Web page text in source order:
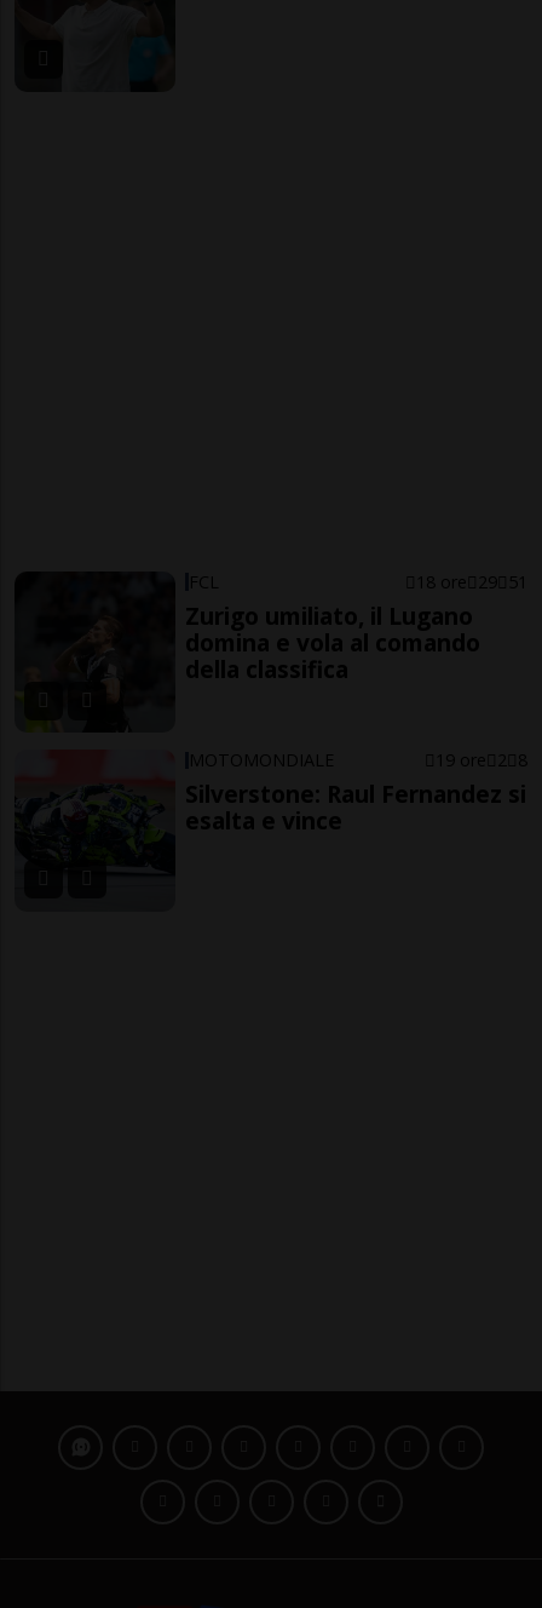
FCL 18 ore 29 51
Zurigo umiliato, il Lugano
domina e vola al comando
della classifica
MOTOMONDIALE 19 ore 2 8
Silverstone: Raul Fernandez si
esalta e vince